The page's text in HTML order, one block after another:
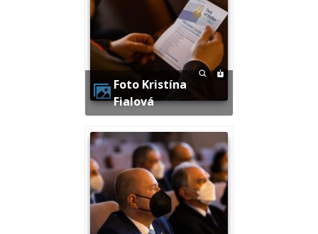
Foto Kristína
Fialová